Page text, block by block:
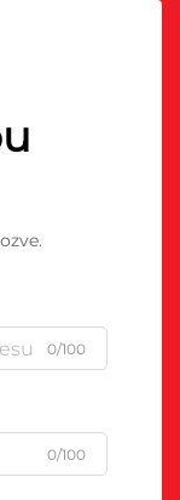
0/100
0/100